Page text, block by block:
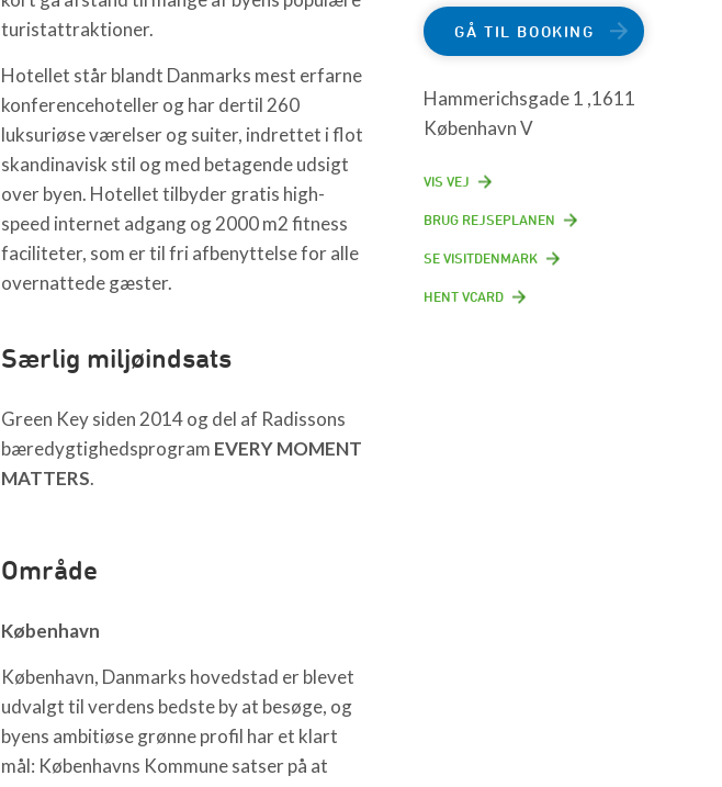
turistattraktioner.
Hotellet står blandt Danmarks mest erfarne
konferencehoteller og har dertil 260
luksuriøse værelser og suiter, indrettet i flot
skandinavisk stil og med betagende udsigt
over byen. Hotellet tilbyder gratis high-
speed internet adgang og 2000 m2 fitness
faciliteter, som er til fri afbenyttelse for alle
overnattede gæster.
Særlig miljøindsats
Green Key siden 2014 og del af Radissons
bæredygtighedsprogram EVERY MOMENT
MATTERS.
Område
København
København, Danmarks hovedstad er blevet
udvalgt til verdens bedste by at besøge, og
byens ambitiøse grønne profil har et klart
mål: Københavns Kommune satser på at
GÅ TIL BOOKING
Hammerichsgade 1 ,1611
København V
VIS VEJ
BRUG REJSEPLANEN
SE VISITDENMARK
HENT VCARD